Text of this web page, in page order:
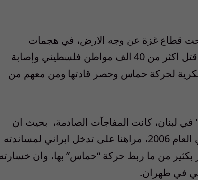
قطاع غزة عن وجه الارض، في هجمات
اكثر من 40
الف مواطن فلسطيني وإصابة
لحركة حماس وحصر قادتها ومن معهم من
في لبنان، كانت المفاجآت الصادمة، بحيث ان
2006، مراهنا على تدخل ايراني لمساندته
بكثير من ما ربط حركة “حماس” بها، وان خسارته
في طهران.